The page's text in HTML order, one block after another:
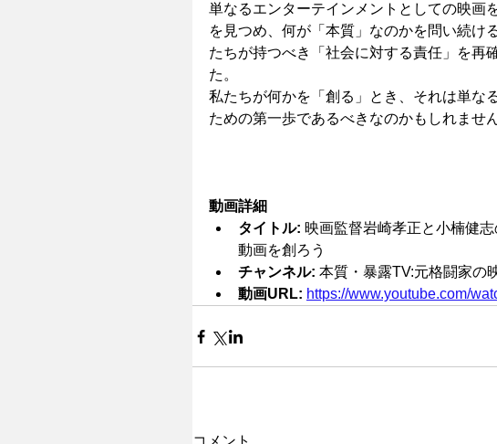
単なるエンターテインメントとしての映画
を見つめ、何が「本質」なのかを問い続け
たちが持つべき「社会に対する責任」を再
た。
私たちが何かを「創る」とき、それは単な
ための第一歩であるべきなのかもしれません
動画詳細
タイトル: 映画監督岩崎孝正と小楠健
動画を創ろう
チャンネル: 本質・暴露TV:元格闘家の
動画URL: https://www.youtube.com/